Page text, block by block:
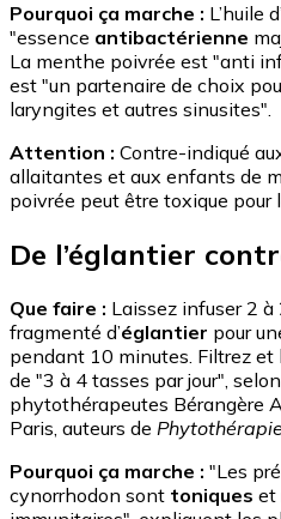
Pourquoi ça marche : L’huile
"essence antibactérienne
La menthe poivrée est "anti
est "un partenaire de choix
laryngites et autres sinusites".
Attention : Contre-indiqué
allaitantes et aux enfants de
poivrée peut être toxique pour
De l’églantier
Que faire : Laissez infuser 2
fragmenté d’églantier pour
pendant 10 minutes. Filtrez et
de "3 à 4 tasses par jour",
phytothérapeutes Bérangère
Paris, auteurs de Phytothérapie
Pourquoi ça marche : "Les
cynorrhodon sont toniques et